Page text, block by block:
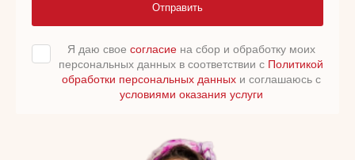
Отправить
Я даю свое согласиена сбор и обработку моих
персональных данных в соответствии с Политикой
обработки персональных данныхи соглашаюсь с
условиями оказания услуги